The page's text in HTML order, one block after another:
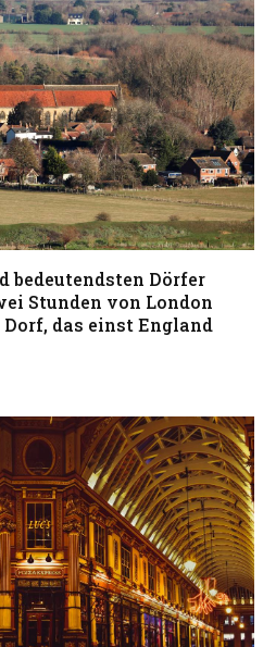
bedeutendsten Dörfer
Stunden von London
das einst England